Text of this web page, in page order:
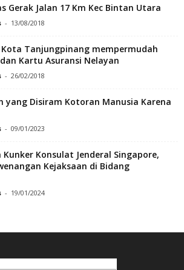
Gerak Jalan 17 Km Kec Bintan Utara
- 13/08/2018
Kota Tanjungpinang mempermudah
Kartu Asuransi Nelayan
- 26/02/2018
yang Disiram Kotoran Manusia Karena
- 09/01/2023
Konsulat Jenderal Singapore,
Kejaksaan di Bidang
- 19/01/2024